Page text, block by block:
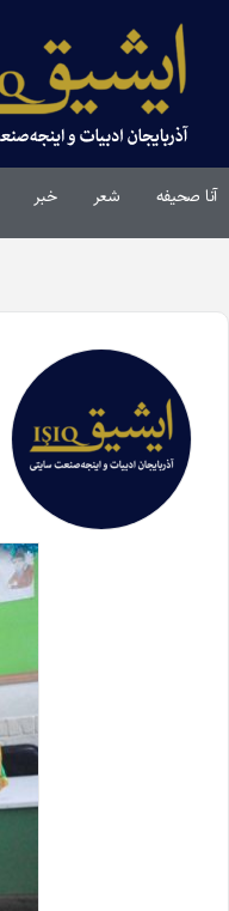
آنا صحیفه شعر خبر